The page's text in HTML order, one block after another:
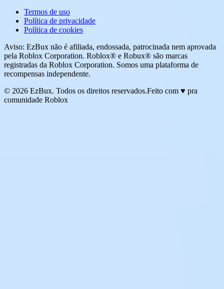
Termos de uso
Política de privacidade
Política de cookies
Aviso: EzBux não é afiliada, endossada, patrocinada nem aprovada
pela Roblox Corporation. Roblox® e Robux® são marcas
registradas da Roblox Corporation. Somos uma plataforma de
recompensas independente.
© 2026 EzBux. Todos os direitos reservados.Feito com ♥ pra
comunidade Roblox